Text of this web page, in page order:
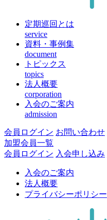
定期巡回とは
service
資料・事例集
document
トピックス
topics
法人概要
corporation
入会のご案内
admission
会員ログイン お問い合わせ
加盟会員一覧
会員ログイン 入会申し込み
入会のご案内
法人概要
プライバシーポリシー